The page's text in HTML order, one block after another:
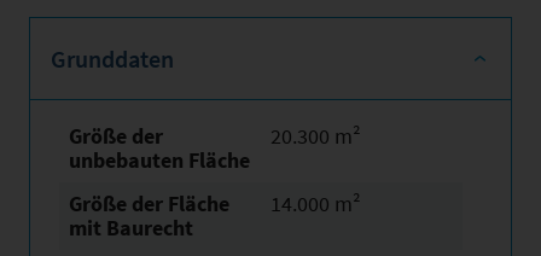
Grunddaten
Größe der
unbebauten Fläche
20.300 m²
Größe der Fläche
mit Baurecht
14.000 m²